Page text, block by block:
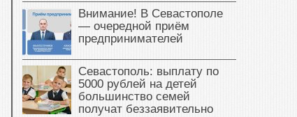
Внимание! В Севастополе
— очередной приём
предпринимателей
Севастополь: выплату по
5000 рублей на детей
большинство семей
получат беззаявительно